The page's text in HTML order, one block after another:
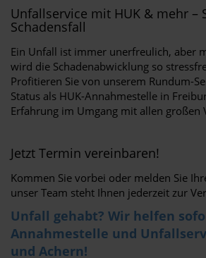
Unfallservice mit HUK & mehr –
Schadensfall
Ein Unfall ist immer unerfreulich, aber
wird die Schadenabwicklung so
Profitieren Sie von unserem Rundum-
Status als HUK-Annahmestelle in
Erfahrung im Umgang mit allen großen
Jetzt Termin vereinbaren!
Kommen Sie vorbei oder melden Sie
unser Team steht Ihnen jederzeit zur
Unfall gehabt? Wir helfen
Annahmestelle und
und Achern!